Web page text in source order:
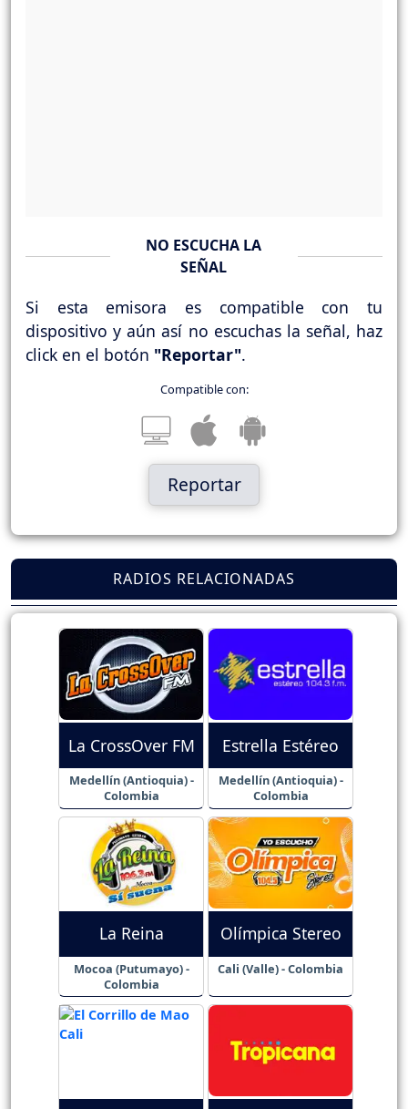
NO ESCUCHA LA
SEÑAL
Si esta emisora es compatible con tu
dispositivo y aún así no escuchas la señal, haz
click en el botón "Reportar".
Compatible con:
Reportar
RADIOS RELACIONADAS
La CrossOver FM
Medellín (Antioquia) -
Colombia
Estrella Estéreo
Medellín (Antioquia) -
Colombia
La Reina
Mocoa (Putumayo) -
Colombia
Olímpica Stereo
Cali (Valle) - Colombia